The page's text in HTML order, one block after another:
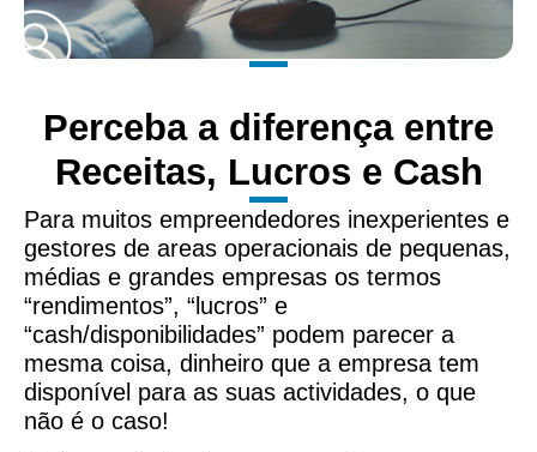
Perceba a diferença entre
Receitas, Lucros e Cash
Para muitos empreendedores inexperientes e
gestores de areas operacionais de pequenas,
médias e grandes empresas os termos
“rendimentos”, “lucros” e
“cash/disponibilidades” podem parecer a
mesma coisa, dinheiro que a empresa tem
disponível para as suas actividades, o que
não é o caso!